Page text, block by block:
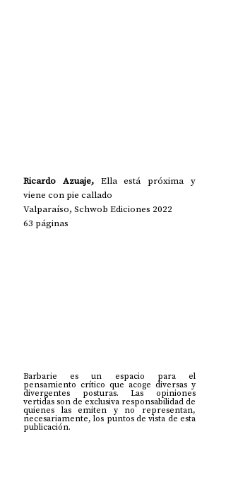
Ricardo Azuaje, Ella está próxima y
viene con pie callado
Valparaíso, Schwob Ediciones 2022
63 páginas
Barbarie es un espacio para el
pensamiento crítico que acoge diversas y
divergentes posturas. Las opiniones
vertidas son de exclusiva responsabilidad de
quienes las emiten y no representan,
necesariamente, los puntos de vista de esta
publicación.